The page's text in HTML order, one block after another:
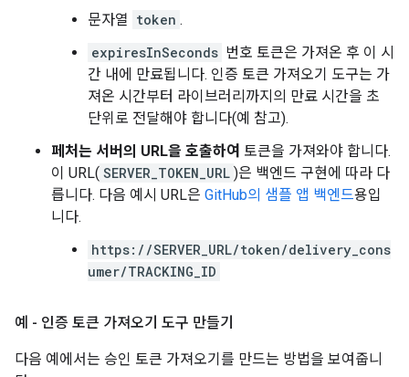
문자열 token .
expiresInSeconds 번호 토큰은 가져온 후 이 시
간 내에 만료됩니다. 인증 토큰 가져오기 도구는 가
져온 시간부터 라이브러리까지의 만료 시간을 초
단위로 전달해야 합니다(예 참고).
페처는 서버의 URL을 호출하여 토큰을 가져와야 합니다.
이 URL( SERVER_TOKEN_URL )은 백엔드 구현에 따라 다
릅니다. 다음 예시 URL은 GitHub의 샘플 앱 백엔드용입
니다.
https://SERVER_URL/token/delivery_cons
umer/TRACKING_ID
예 - 인증 토큰 가져오기 도구 만들기
다음 예에서는 승인 토큰 가져오기를 만드는 방법을 보여줍니